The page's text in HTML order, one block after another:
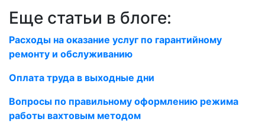
Еще статьи в блоге:
Расходы на оказание услуг по гарантийному
ремонту и обслуживанию
Оплата труда в выходные дни
Вопросы по правильному оформлению режима
работы вахтовым методом